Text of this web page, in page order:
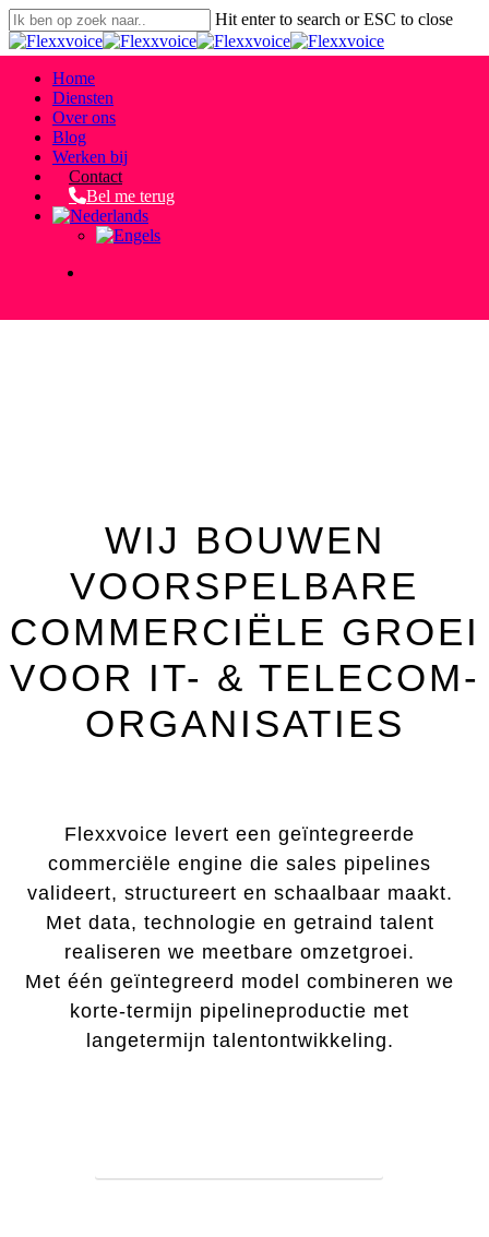
Skip
to
main
content
Hit enter to search or ESC to close
Close
Search
search
Menu
Home
Diensten
Over ons
Blog
Werken bij
Contact
Bel me terug
WIJ BOUWEN
VOORSPELBARE
COMMERCIËLE GROEI
VOOR IT- & TELECOM-
ORGANISATIES
Flexxvoice levert een geïntegreerde
commerciële engine die sales pipelines
valideert, structureert en schaalbaar maakt.
Met data, technologie en getraind talent
realiseren we meetbare omzetgroei.
Met één geïntegreerd model combineren we
korte-termijn pipelineproductie met
langetermijn talentontwikkeling.